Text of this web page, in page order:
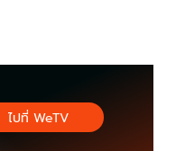
ไปที่ WeTV